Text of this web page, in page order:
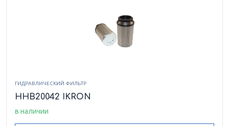
HEK0230195ASRP010VMB17
HEK0230239ASFG010VMB17
ГИДРАВЛИЧЕСКИЙ ФИЛЬТР
HHB20042 IKRON
в наличии